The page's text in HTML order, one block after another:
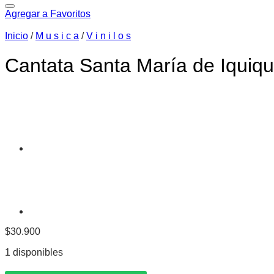
Agregar a Favoritos
Inicio / M u s i c a / V i n i l o s
Cantata Santa María de
$30.900
1 disponibles